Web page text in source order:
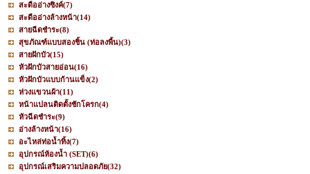
สะดืออ่างซิงค์(7)
สะดืออ่างล้างหน้า(14)
สายฉีดชำระ(8)
สุขภัณฑ์แบบสองชิ้น (ท่อลงพื้น)(3)
สายฝักบัว(15)
หัวฝักบัวสายอ่อน(16)
หัวฝักบัวแบบก้านแข็ง(2)
ห่วงแขวนผ้า(11)
หน้าแปลนติดตั้งชักโครก(4)
หัวฉีดชำระ(9)
อ่างล้างหน้า(16)
อะไหล่ท่อน้ำทิ้ง(7)
อุปกรณ์ห้องน้ำ (SET)(6)
อุปกรณ์เสริมความปลอดภัย(32)